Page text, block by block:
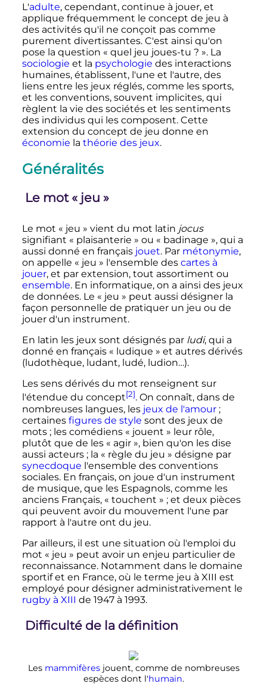
L'adulte, cependant, continue à jouer, et
applique fréquemment le concept de jeu à
des activités qu'il ne conçoit pas comme
purement divertissantes. C'est ainsi qu'on
pose la question « quel jeu joues-tu ? ». La
sociologie et la psychologie des interactions
humaines, établissent, l'une et l'autre, des
liens entre les jeux réglés, comme les sports,
et les conventions, souvent implicites, qui
règlent la vie des sociétés et les sentiments
des individus qui les composent. Cette
extension du concept de jeu donne en
économie la théorie des jeux.
Généralités
Le mot « jeu »
Le mot « jeu » vient du mot latin jocus
signifiant « plaisanterie » ou « badinage », qui a
aussi donné en français jouet. Par métonymie,
on appelle « jeu » l'ensemble des cartes à
jouer, et par extension, tout assortiment ou
ensemble. En informatique, on a ainsi des jeux
de données. Le « jeu » peut aussi désigner la
façon personnelle de pratiquer un jeu ou de
jouer d'un instrument.
En latin les jeux sont désignés par ludi, qui a
donné en français « ludique » et autres dérivés
(ludothèque, ludant, ludé, ludion…).
Les sens dérivés du mot renseignent sur
l'étendue du concept[2]. On connaît, dans de
nombreuses langues, les jeux de l'amour ;
certaines figures de style sont des jeux de
mots ; les comédiens « jouent » leur rôle,
plutôt que de les « agir », bien qu'on les dise
aussi acteurs ; la « règle du jeu » désigne par
synecdoque l'ensemble des conventions
sociales. En français, on joue d'un instrument
de musique, que les Espagnols, comme les
anciens Français, « touchent » ; et deux pièces
qui peuvent avoir du mouvement l'une par
rapport à l'autre ont du jeu.
Par ailleurs, il est une situation où l'emploi du
mot « jeu » peut avoir un enjeu particulier de
reconnaissance. Notamment dans le domaine
sportif et en France, où le terme jeu à XIII est
employé pour désigner administrativement le
rugby à XIII de 1947 à 1993.
Difficulté de la définition
Les mammifèresjouent, comme de nombreuses
espèces dont l'humain.